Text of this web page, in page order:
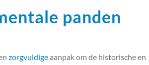
panden
zorgvuldigeaanpak om de historische en